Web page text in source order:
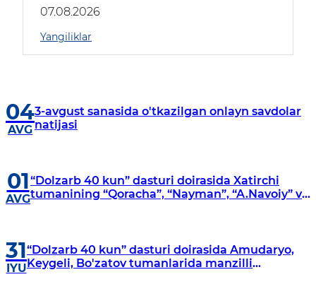
07.08.2026
Yangiliklar
04
AVG
3-avgust sanasida o'tkazilgan onlayn savdolar
natijasi
01
AVG
“Dolzarb 40 kun” dasturi doirasida Xatirchi
tumanining “Qoracha”, “Nayman”, “A.Navoiy” va
31
IYU
“Dolzarb 40 kun” dasturi doirasida Amudaryo,
Keygeli, Bo'zatov tumanlarida manzilli